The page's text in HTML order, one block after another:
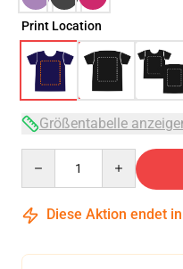
Print Location
Größentabelle
Diese Aktion endet in